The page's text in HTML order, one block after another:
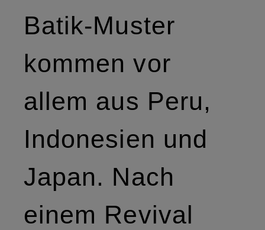
Batik-Muster
kommen vor
allem aus Peru,
Indonesien und
Japan. Nach
einem Revival